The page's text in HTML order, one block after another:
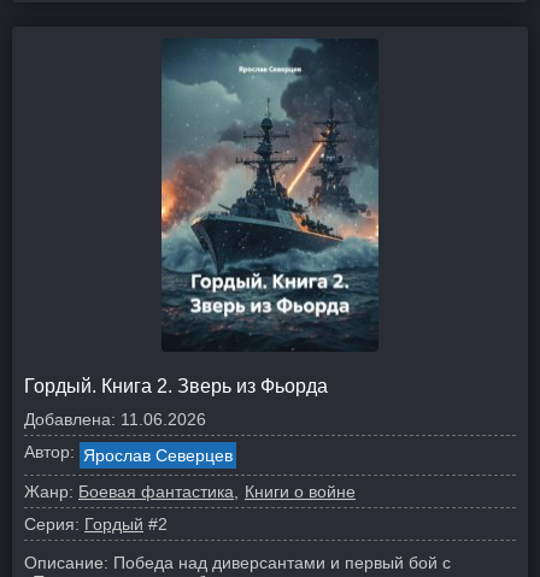
Гордый. Книга 2. Зверь из Фьорда
Добавлена: 11.06.2026
Автор: Ярослав Северцев
Жанр: Боевая фантастика
Книги о войне
Серия: Гордый #2
Описание: Победа над диверсантами и первый бой с